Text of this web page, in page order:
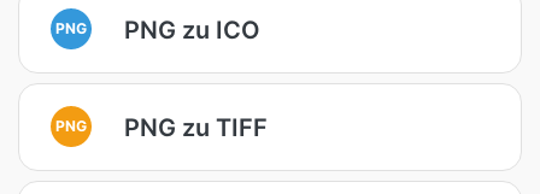
PNG PNG zu ICO
PNG PNG zu TIFF